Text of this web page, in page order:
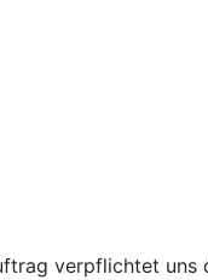
verpflichtet uns